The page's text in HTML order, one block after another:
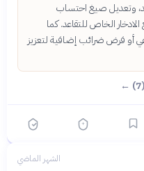
وتعديل صيغ احتساب
الخاص للتقاعد. كما
أو فرض ضرائب إضافية لتعزيز
الشهر الماضي